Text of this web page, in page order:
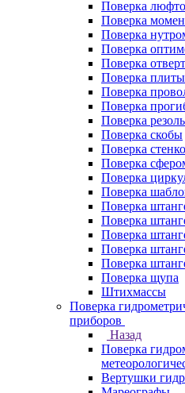
Поверка
Поверка
Поверка
Поверка
Поверка
Поверка
Поверка
Поверка
Поверка
Поверка скобы
Поверка
Поверка
Поверка
Поверка
Поверка
Поверка
Поверка
Поверка
Поверка
Поверка щупа
Штихмассы
Поверка
приборов
Назад
Поверка
Вертушки